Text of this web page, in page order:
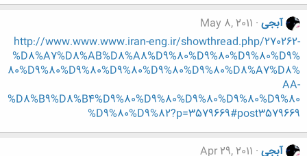
آبجی May 8, 2011
http://www.www.www.iran-eng.ir/showthread.php/270262-
%D8%A7%D8%AB%D8%A8%D9%80%D9%80%D9%80%D9%
80%D9%80%D9%80%D9%80%D9%80%D9%80%D8%A7%D8%
AA-
%D8%B9%D8%B4%D9%80%D9%80%D9%80%D9%80%D9%80
%D9%80%D9%82?p=3579669#post3579669
آبجی Apr 29, 2011